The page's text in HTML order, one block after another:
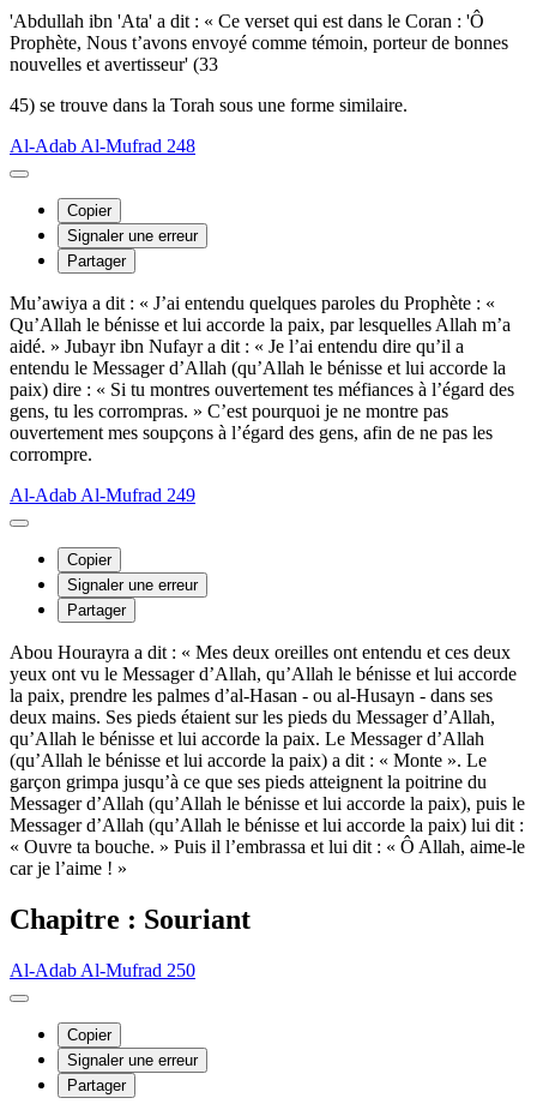
'Abdullah ibn 'Ata' a dit : « Ce verset qui est dans le Coran : 'Ô
Prophète, Nous t’avons envoyé comme témoin, porteur de bonnes
nouvelles et avertisseur' (33
45) se trouve dans la Torah sous une forme similaire.
Al-Adab Al-Mufrad 248
Copier
Signaler une erreur
Partager
Mu’awiya a dit : « J’ai entendu quelques paroles du Prophète : «
Qu’Allah le bénisse et lui accorde la paix, par lesquelles Allah m’a
aidé. » Jubayr ibn Nufayr a dit : « Je l’ai entendu dire qu’il a
entendu le Messager d’Allah (qu’Allah le bénisse et lui accorde la
paix) dire : « Si tu montres ouvertement tes méfiances à l’égard des
gens, tu les corrompras. » C’est pourquoi je ne montre pas
ouvertement mes soupçons à l’égard des gens, afin de ne pas les
corrompre.
Al-Adab Al-Mufrad 249
Copier
Signaler une erreur
Partager
Abou Hourayra a dit : « Mes deux oreilles ont entendu et ces deux
yeux ont vu le Messager d’Allah, qu’Allah le bénisse et lui accorde
la paix, prendre les palmes d’al-Hasan - ou al-Husayn - dans ses
deux mains. Ses pieds étaient sur les pieds du Messager d’Allah,
qu’Allah le bénisse et lui accorde la paix. Le Messager d’Allah
(qu’Allah le bénisse et lui accorde la paix) a dit : « Monte ». Le
garçon grimpa jusqu’à ce que ses pieds atteignent la poitrine du
Messager d’Allah (qu’Allah le bénisse et lui accorde la paix), puis le
Messager d’Allah (qu’Allah le bénisse et lui accorde la paix) lui dit :
« Ouvre ta bouche. » Puis il l’embrassa et lui dit : « Ô Allah, aime-le
car je l’aime ! »
Chapitre : Souriant
Al-Adab Al-Mufrad 250
Copier
Signaler une erreur
Partager